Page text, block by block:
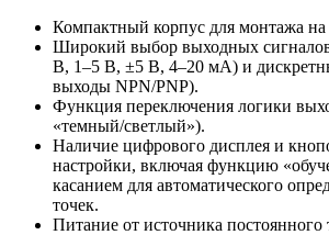
Компактный корпус для монтажа
Широкий выбор выходных
В, 1–5 В, ±5 В, 4–20 мА) и
выходы NPN/PNP).
Функция переключения логики
«темный/светлый»).
Наличие цифрового дисплея и
настройки, включая функцию
касанием для автоматического
точек.
Питание от источника постоянного